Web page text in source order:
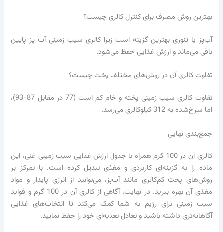
بهترین روش مصرف برای کنترل کالری چیست؟
آب‌پز یا تنوری بهترین گزینه است زیرا کالری سیب زمینی آب پز پایین
باقی می‌ماند و ارزش غذایی حفظ می‌شود.
تفاوت کالری آن در روش‌های مختلف پخت چیست؟
تفاوت کالری سیب زمینی پخته و خام کم است (77 در مقابل 87-93)،
اما سرخ‌شده به 312 کیلوکالری می‌رسد.
جمع‌بندی نهایی
کالری آن در 100 گرم همراه با جدول ارزش غذایی سیب زمینی غنی، این
ماده را به گزینه‌ای کاربردی و مغذی تبدیل کرده است. با تمرکز بر
روش‌های پخت کم‌کالری مانند آب‌پز، می‌توانید از انرژی پایدار و مواد
مغذی آن بهره ببرید. در نهایت، آگاهی از کالری آن در 100 گرم و فواید
سیب زمینی برای رژیم به شما کمک می‌کند تا انتخاب‌های غذایی
آگاهانه‌تری داشته باشید و تعادل تغذیه‌ای خود را حفظ نمایید.